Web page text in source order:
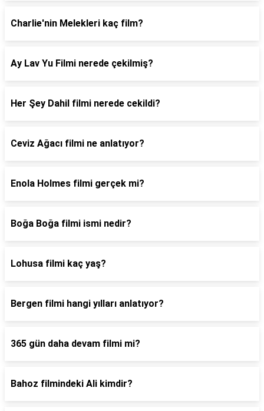
Charlie'nin Melekleri kaç film?
Ay Lav Yu Filmi nerede çekilmiş?
Her Şey Dahil filmi nerede cekildi?
Ceviz Ağacı filmi ne anlatıyor?
Enola Holmes filmi gerçek mi?
Boğa Boğa filmi ismi nedir?
Lohusa filmi kaç yaş?
Bergen filmi hangi yılları anlatıyor?
365 gün daha devam filmi mi?
Bahoz filmindeki Ali kimdir?